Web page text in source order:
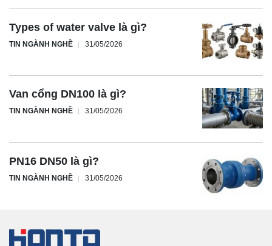
Types of water valve là gì?
TIN NGÀNH NGHỀ 31/05/2026
Van cổng DN100 là gì?
TIN NGÀNH NGHỀ 31/05/2026
PN16 DN50 là gì?
TIN NGÀNH NGHỀ 31/05/2026